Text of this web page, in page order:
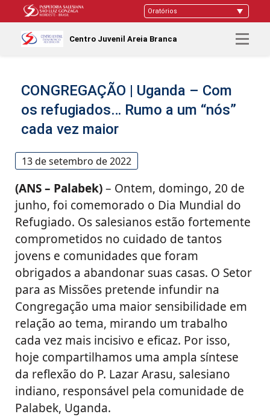
Centro Juvenil Areia Branca
CONGREGAÇÃO | Uganda – Com
os refugiados… Rumo a um “nós”
cada vez maior
13 de setembro de 2022
(ANS – Palabek)– Ontem, domingo, 20 de
junho, foi comemorado o Dia Mundial do
Refugiado. Os salesianos estão fortemente
comprometidos no cuidado de tantos
jovens e comunidades que foram
obrigados a abandonar suas casas. O Setor
para as Missões pretende infundir na
Congregação uma maior sensibilidade em
relação ao tema, mirando um trabalho
cada vez mais incisivo e eficaz. Por isso,
hoje compartilhamos uma ampla síntese
da reflexão do P. Lazar Arasu, salesiano
indiano, responsável pela comunidade de
Palabek, Uganda.